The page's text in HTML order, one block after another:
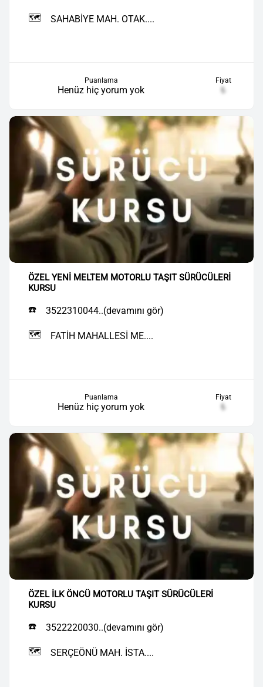
🗺️ SAHABİYE MAH. OTAK....
Puanlama
Henüz hiç yorum yok
Fiyat
₺
ÖZEL YENİ MELTEM MOTORLU TAŞIT SÜRÜCÜLERİ
KURSU
☎️ 3522310044..(devamını gör)
🗺️ FATİH MAHALLESİ ME....
Puanlama
Henüz hiç yorum yok
Fiyat
₺
ÖZEL İLK ÖNCÜ MOTORLU TAŞIT SÜRÜCÜLERİ
KURSU
☎️ 3522220030..(devamını gör)
🗺️ SERÇEÖNÜ MAH. İSTA....